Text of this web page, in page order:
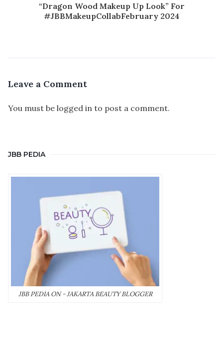
“Dragon Wood Makeup Up Look” For
#JBBMakeupCollabFebruary 2024
Leave a Comment
You must be logged in to post a comment.
JBB PEDIA
JBB PEDIA ON - JAKARTA BEAUTY BLOGGER